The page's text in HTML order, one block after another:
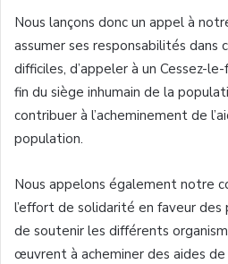
Nous lançons donc un appel à
assumer ses responsabilités dans
difficiles, d’appeler à un Cessez-
fin du siège inhumain de la
contribuer à l’acheminement de
population.
Nous appelons également notre
l’effort de solidarité en faveur
de soutenir les différents
œuvrent à acheminer des aides